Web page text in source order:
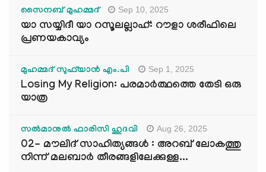
സൈനബ് മുഹമ്മദ് Sep 10, 2025
യാ സയ്യിദീ യാ റസൂലല്ലാഹ്: റൗളാ ശരീഫിലെ
പ്രണയകാവ്യം
മുഹമ്മദ് സുഫ്‌യാൻ എം.പി Sep 1, 2025
Losing My Religion: പരമാർത്ഥത്തെ തേടി ഒരു
യാത്ര
സൽമാനുൽ ഫാരിസി ഹുദവി Aug 26, 2025
02- മൗലിദ് സാഹിത്യങ്ങൾ : അറബ് ലോകത്തു
നിന്ന് മലബാർ തീരങ്ങളിലേക്കുള്ള...